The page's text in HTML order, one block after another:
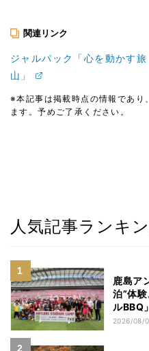
関連リンク
ジャルパック「心を動かす
山」
※本記事は掲載時点の情報であり
ます。予めご了承ください。
人気記事ランキ
鹿島ア
泊”体
ルBBQ
2026/08/